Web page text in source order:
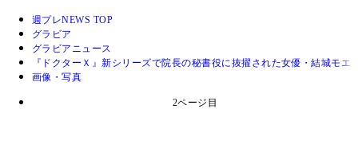
週プレNEWS TOP
グラビア
グラビアニュース
『ドクターＸ』新シリーズで院長の秘書役に抜擢された女優・結城モ
画像・写真
2ページ目